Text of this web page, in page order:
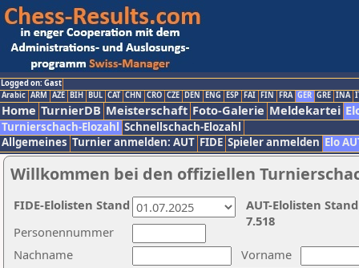
Logged on: Gast
Arabic ARM AZE BIH BUL CAT CHN CRO CZE DEN ENG ESP FAI FIN FRA GER GRE INA
Home TurnierDB Meisterschaft Foto-Galerie Meldekartei
Turnierschach-Elozahl Schnellschach-Elozahl
Allgemeines Turnier anmelden: AUT FIDE Spieler anmelden Elo
Willkommen bei den offiziellen
Nachname
Vorname
Personennummer
AUT-Elolisten
7.518
FIDE-Elolisten Stand